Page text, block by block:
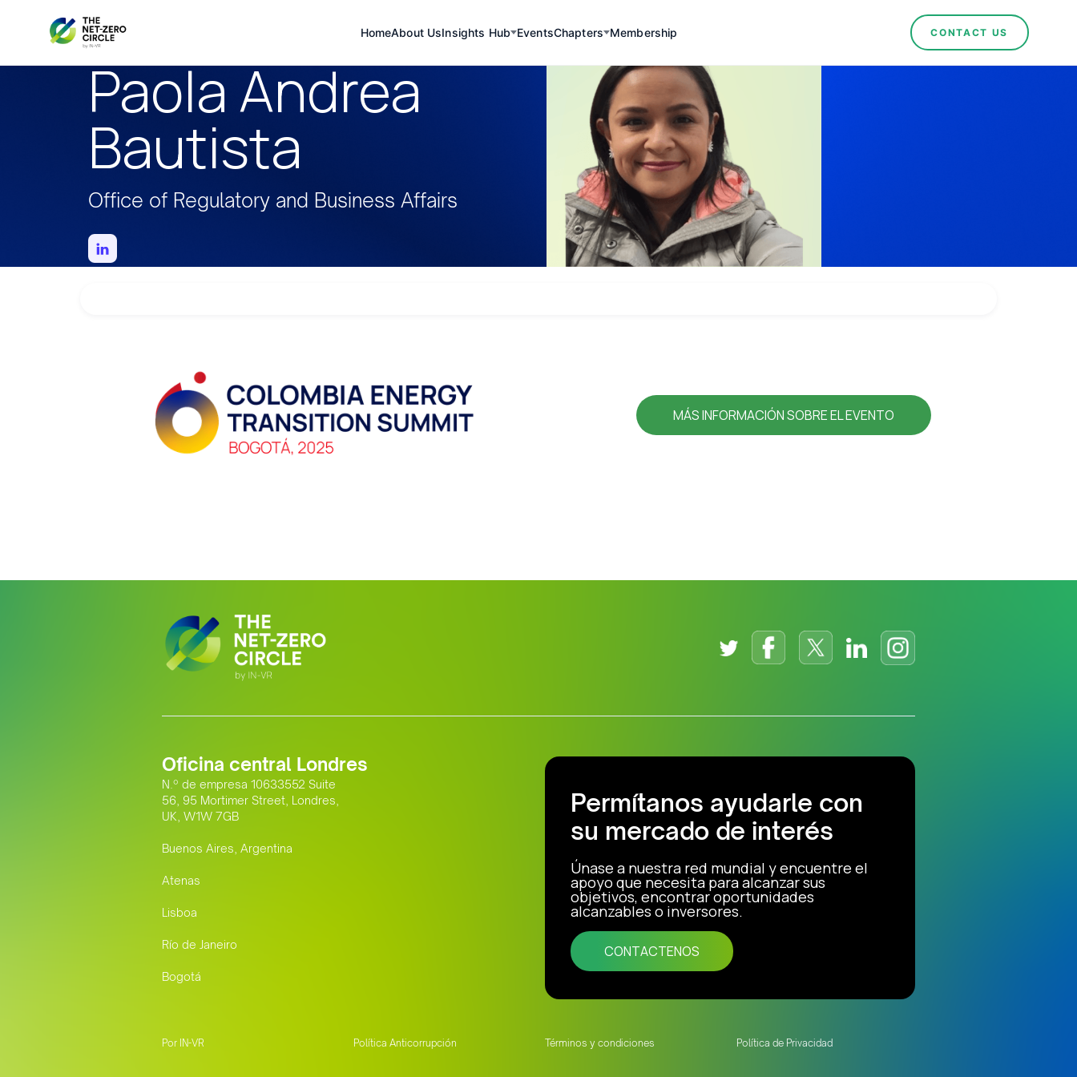
HomeAbout UsInsights Hub EventsChapters Membership CONTACT US
Paola Andrea
Bautista
Office of Regulatory and Business Affairs
MÁS INFORMACIÓN SOBRE EL EVENTO
Oficina central Londres
N.º de empresa 10633552 Suite
56, 95 Mortimer Street, Londres,
UK, W1W 7GB
Buenos Aires, Argentina
Atenas
Lisboa
Río de Janeiro
Bogotá
Permítanos ayudarle con
su mercado de interés
Únase a nuestra red mundial y encuentre el
apoyo que necesita para alcanzar sus
objetivos, encontrar oportunidades
alcanzables o inversores.
CONTACTENOS
Por IN-VR Política Anticorrupción Términos y condiciones Política de Privacidad